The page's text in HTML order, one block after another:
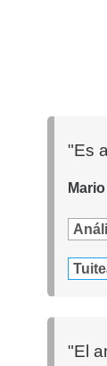
"Es
"El